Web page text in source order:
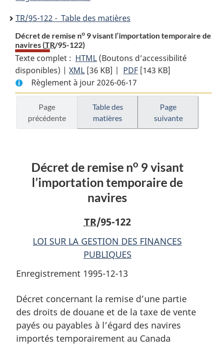
TR/95-122 - Table des matières
Décret de remise no 9 visant l’importation temporaire de
navires (TR/95-122)
Texte complet : HTML Texte
complet
:
Décret
de
remise
no
l’importation
temporaire
navires
(Boutons d’accessibilité
disponibles) |XML Texte
complet
:
Décret
de
remise
visant
l’importation
temporaire
de
navires
[36 KB] | PDF Texte
:
Décret
remise
visant
l’importation
[143 KB]
Règlement à jour 2026-06-17
Page
précédente
Table des
matières
Page
suivante
Décret de remise no9 visant
l’importation temporaire de
navires
TR/95-122
LOI SUR LA GESTION DES FINANCES
PUBLIQUES
Enregistrement 1995-12-13
Décret concernant la remise d’une partie
des droits de douane et de la taxe de vente
payés ou payables à l’égard des navires
importés temporairement au Canada